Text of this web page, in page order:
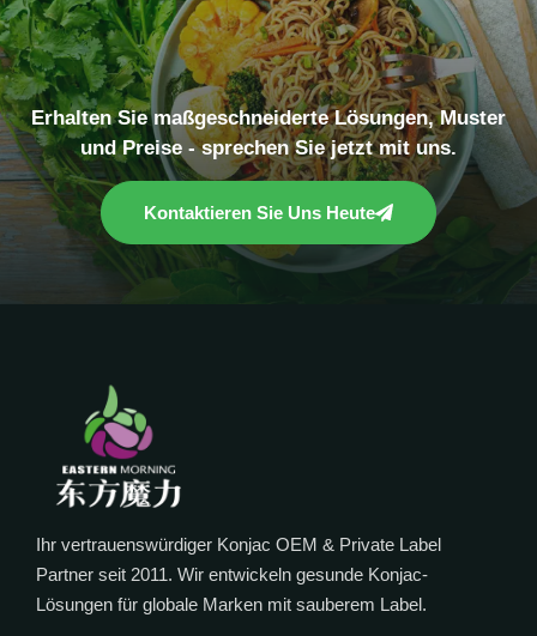
Erhalten Sie maßgeschneiderte Lösungen, Muster
und Preise - sprechen Sie jetzt mit uns.
Kontaktieren Sie Uns Heute
Ihr vertrauenswürdiger Konjac OEM & Private Label
Partner seit 2011. Wir entwickeln gesunde Konjac-
Lösungen für globale Marken mit sauberem Label.